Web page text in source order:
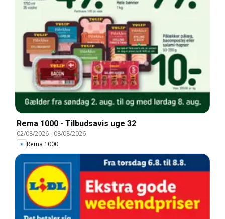
Rema 1000 - Tilbudsavis uge 32
02/08/2026- 08/08/2026
Rema 1000